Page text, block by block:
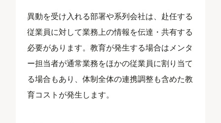
異動を受け入れる部署や系列会社は、赴任する
従業員に対して業務上の情報を伝達・共有する
必要があります。教育が発生する場合はメンタ
ー担当者が通常業務をほかの従業員に割り当て
る場合もあり、体制全体の連携調整も含めた教
育コストが発生します。